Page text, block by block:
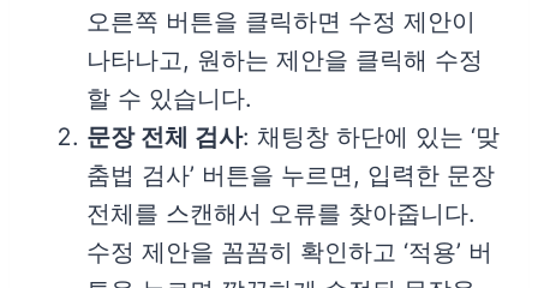
오른쪽 버튼을 클릭하면 수정 제안이
나타나고, 원하는 제안을 클릭해 수정
할 수 있습니다.
문장 전체 검사: 채팅창 하단에 있는 ‘맞
춤법 검사’ 버튼을 누르면, 입력한 문장
전체를 스캔해서 오류를 찾아줍니다.
수정 제안을 꼼꼼히 확인하고 ‘적용’ 버